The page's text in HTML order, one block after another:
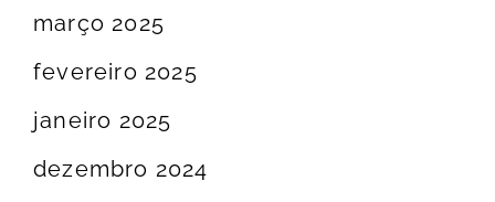
março 2025
fevereiro 2025
janeiro 2025
dezembro 2024